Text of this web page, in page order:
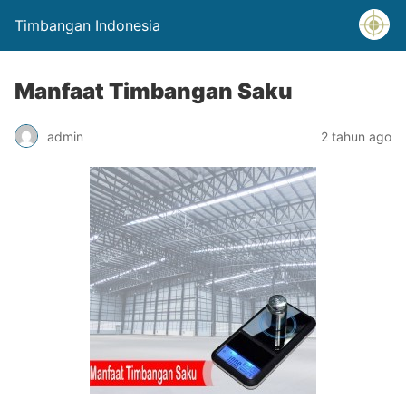
Timbangan Indonesia
Manfaat Timbangan Saku
admin 2 tahun ago